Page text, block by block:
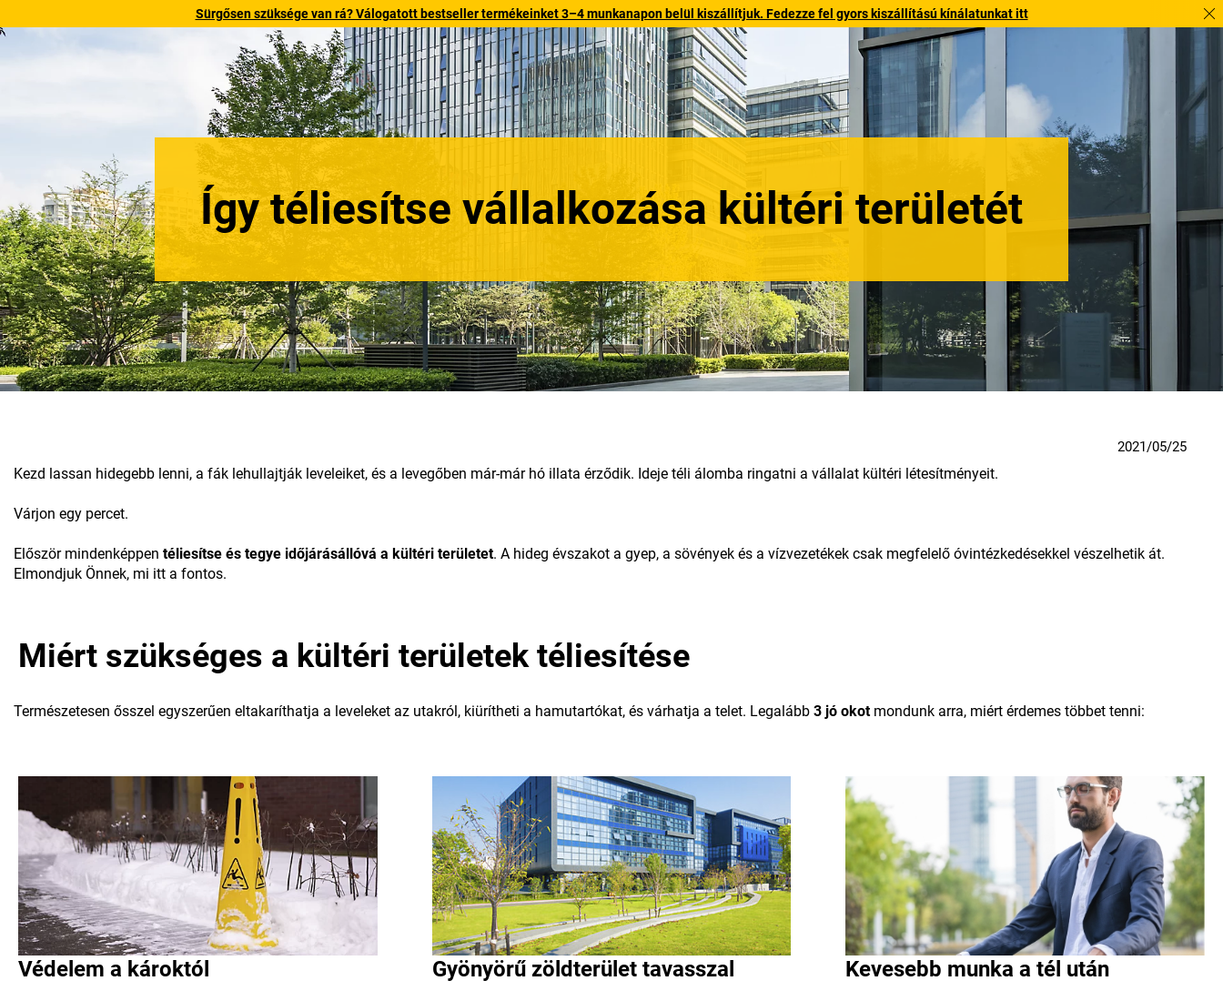
Sürgősen szüksége van rá? Válogatott bestseller termékeinket 3–4 munkanapon belül kiszállítjuk. Fedezze fel gyors kiszállítású kínálatunkat itt
Így téliesítse vállalkozása kültéri területét
2021/05/25
Kezd lassan hidegebb lenni, a fák lehullajtják leveleiket, és a levegőben már-már hó illata érződik. Ideje téli álomba ringatni a vállalat kültéri létesítményeit.
Várjon egy percet.
Először mindenképpen téliesítse és tegye időjárásállóvá a kültéri területet. A hideg évszakot a gyep, a sövények és a vízvezetékek csak megfelelő óvintézkedésekkel vészelhetik át.
Elmondjuk Önnek, mi itt a fontos.
Miért szükséges a kültéri területek téliesítése
Természetesen ősszel egyszerűen eltakaríthatja a leveleket az utakról, kiürítheti a hamutartókat, és várhatja a telet. Legalább 3 jó okotmondunk arra, miért érdemes többet tenni:
Védelem a károktól Gyönyörű zöldterület tavasszal Kevesebb munka a tél után